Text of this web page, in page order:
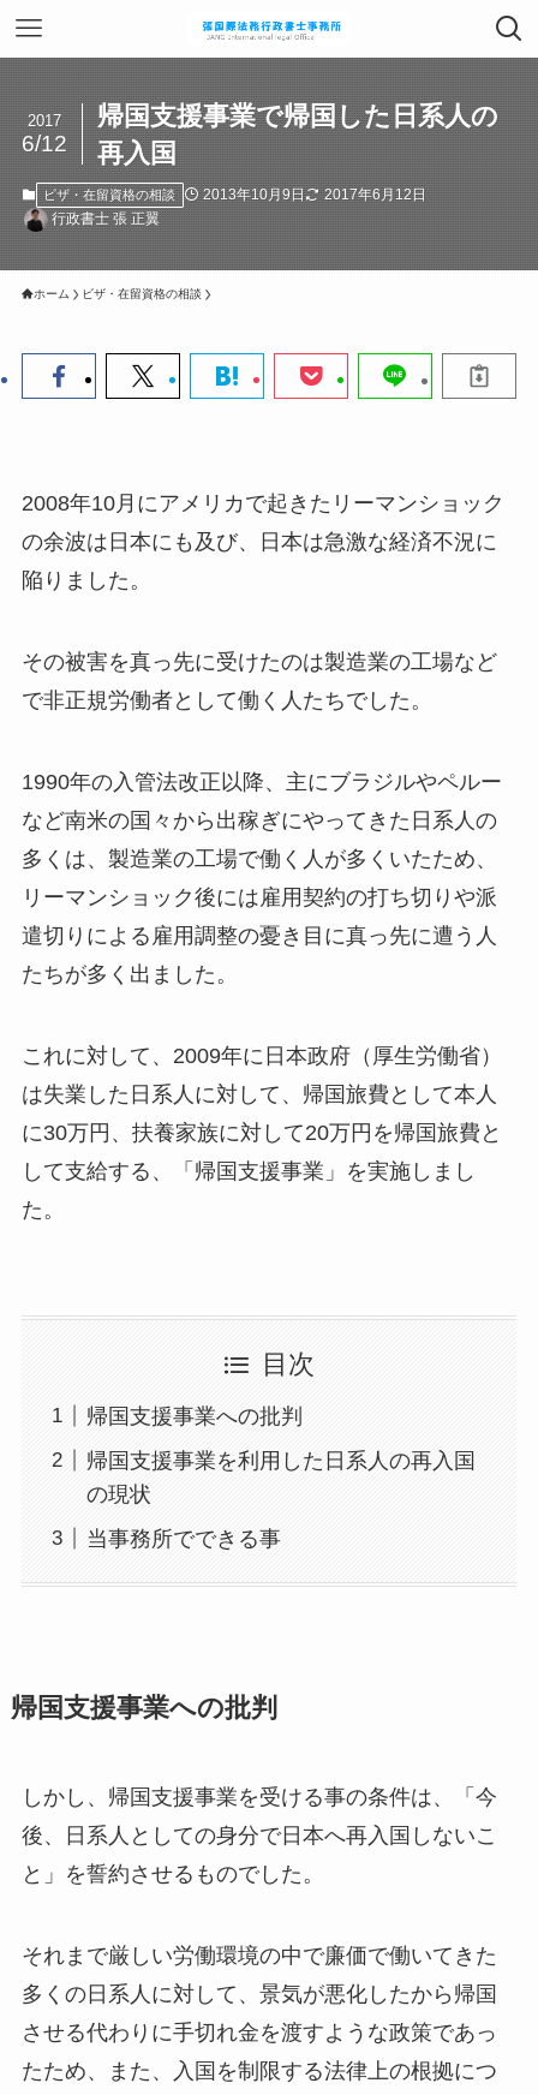
帰国支援事業で帰国した日系人の
再入国
2017
6/12
ビザ・在留資格の相談 2013年10月9日
2017年6月12日
行政書士 張 正翼
ホーム ビザ・在留資格の相談
2008年10月にアメリカで起きたリーマンショック
の余波は日本にも及び、日本は急激な経済不況に
陥りました。
その被害を真っ先に受けたのは製造業の工場など
で非正規労働者として働く人たちでした。
1990年の入管法改正以降、主にブラジルやペルー
など南米の国々から出稼ぎにやってきた日系人の
多くは、製造業の工場で働く人が多くいたため、
リーマンショック後には雇用契約の打ち切りや派
遣切りによる雇用調整の憂き目に真っ先に遭う人
たちが多く出ました。
これに対して、2009年に日本政府（厚生労働省）
は失業した日系人に対して、帰国旅費として本人
に30万円、扶養家族に対して20万円を帰国旅費と
して支給する、「帰国支援事業」を実施しまし
た。
目次
帰国支援事業への批判
帰国支援事業を利用した日系人の再入国
の現状
当事務所でできる事
帰国支援事業への批判
しかし、帰国支援事業を受ける事の条件は、「今
後、日系人としての身分で日本へ再入国しないこ
と」を誓約させるものでした。
それまで厳しい労働環境の中で廉価で働いてきた
多くの日系人に対して、景気が悪化したから帰国
させる代わりに手切れ金を渡すような政策であっ
たため、また、入国を制限する法律上の根拠につ